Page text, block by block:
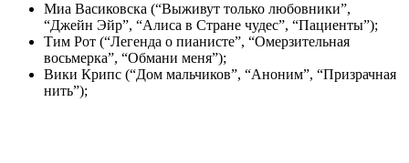
Миа Васиковска (“Выживут только любовники”,
“Джейн Эйр”, “Алиса в Стране чудес”, “Пациенты”);
Тим Рот (“Легенда о пианисте”, “Омерзительная
восьмерка”, “Обмани меня”);
Вики Крипс (“Дом мальчиков”, “Аноним”, “Призрачная
нить”);